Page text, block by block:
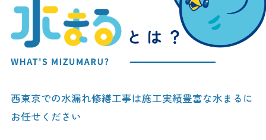
西東京での水漏れ修繕工事は施工実績豊富な水まるに
お任せください